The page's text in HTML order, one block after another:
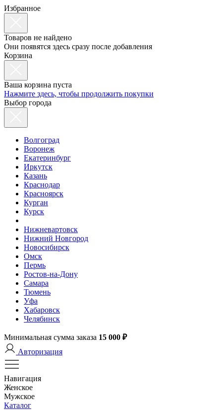
Избранное
Товаров не найдено
Они появятся здесь сразу после добавления
Корзина
Ваша корзина пуста
Нажмите здесь, чтобы продолжить покупки
Выбор города
Волгоград
Воронеж
Екатеринбург
Иркутск
Казань
Краснодар
Красноярск
Курган
Курск
Нижневартовск
Нижний Новгород
Новосибирск
Омск
Пермь
Ростов-на-Дону
Самара
Тюмень
Уфа
Хабаровск
Челябинск
Минимальная сумма заказа 15 000 ₽
Авторизация
Навигация
Женское
Мужское
Каталог